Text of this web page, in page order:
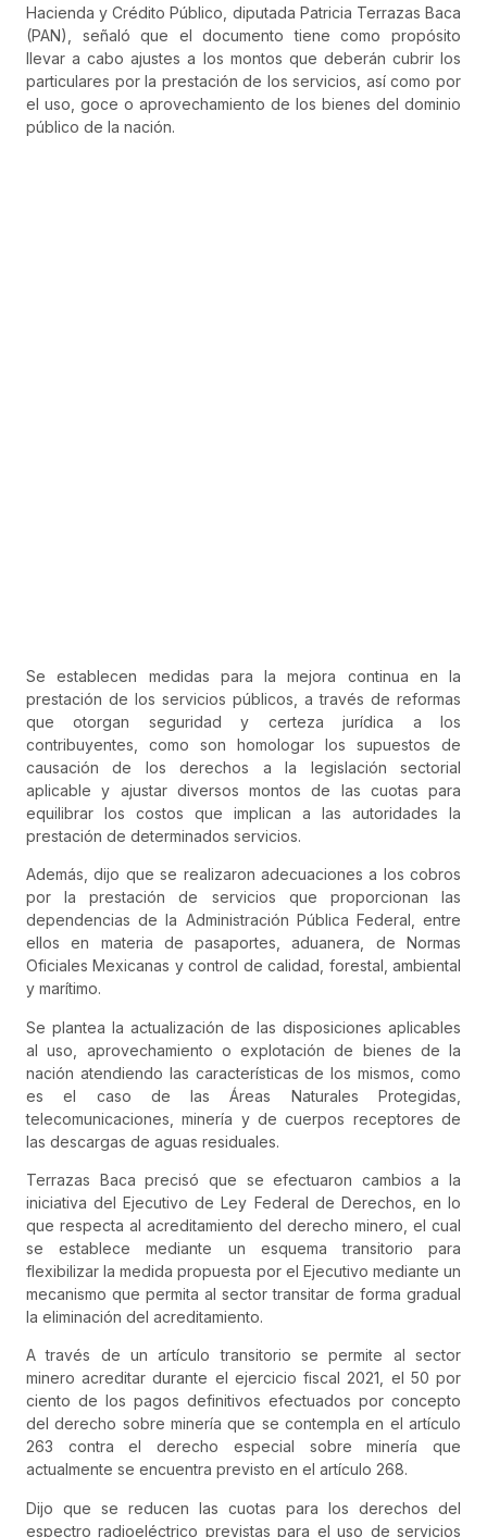
Hacienda y Crédito Público, diputada Patricia Terrazas Baca
(PAN), señaló que el documento tiene como propósito
llevar a cabo ajustes a los montos que deberán cubrir los
particulares por la prestación de los servicios, así como por
el uso, goce o aprovechamiento de los bienes del dominio
público de la nación.
Se establecen medidas para la mejora continua en la
prestación de los servicios públicos, a través de reformas
que otorgan seguridad y certeza jurídica a los
contribuyentes, como son homologar los supuestos de
causación de los derechos a la legislación sectorial
aplicable y ajustar diversos montos de las cuotas para
equilibrar los costos que implican a las autoridades la
prestación de determinados servicios.
Además, dijo que se realizaron adecuaciones a los cobros
por la prestación de servicios que proporcionan las
dependencias de la Administración Pública Federal, entre
ellos en materia de pasaportes, aduanera, de Normas
Oficiales Mexicanas y control de calidad, forestal, ambiental
y marítimo.
Se plantea la actualización de las disposiciones aplicables
al uso, aprovechamiento o explotación de bienes de la
nación atendiendo las características de los mismos, como
es el caso de las Áreas Naturales Protegidas,
telecomunicaciones, minería y de cuerpos receptores de
las descargas de aguas residuales.
Terrazas Baca precisó que se efectuaron cambios a la
iniciativa del Ejecutivo de Ley Federal de Derechos, en lo
que respecta al acreditamiento del derecho minero, el cual
se establece mediante un esquema transitorio para
flexibilizar la medida propuesta por el Ejecutivo mediante un
mecanismo que permita al sector transitar de forma gradual
la eliminación del acreditamiento.
A través de un artículo transitorio se permite al sector
minero acreditar durante el ejercicio fiscal 2021, el 50 por
ciento de los pagos definitivos efectuados por concepto
del derecho sobre minería que se contempla en el artículo
263 contra el derecho especial sobre minería que
actualmente se encuentra previsto en el artículo 268.
Dijo que se reducen las cuotas para los derechos del
espectro radioeléctrico previstas para el uso de servicios